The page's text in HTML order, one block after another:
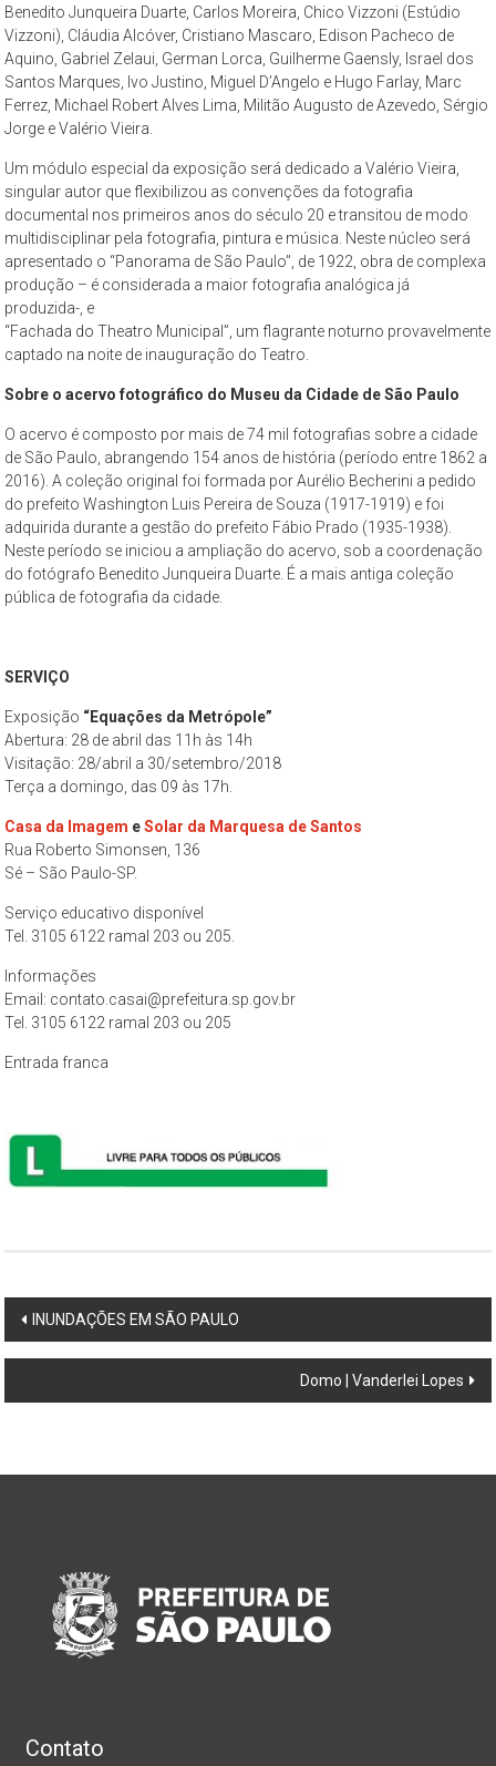
que
tem
como
objeto
permanente
de
estudo
a
cidade
de
São
Paulo,
compreendendo
aspectos
da
cidade
contemporânea
a
partir
da
perspectiva
ambiental.
Benedito Junqueira Duarte, Carlos Moreira, Chico Vizzoni (Estúdio
Vizzoni), Cláudia Alcóver, Cristiano Mascaro, Edison Pacheco de
Aquino, Gabriel Zelaui, German Lorca, Guilherme Gaensly, Israel dos
Santos Marques, Ivo Justino, Miguel D’Angelo e Hugo Farlay, Marc
Ferrez, Michael Robert Alves Lima, Militão Augusto de Azevedo, Sérgio
Jorge e Valério Vieira.
Um módulo especial da exposição será dedicado a Valério Vieira,
singular autor que flexibilizou as convenções da fotografia
documental nos primeiros anos do século 20 e transitou de modo
multidisciplinar pela fotografia, pintura e música. Neste núcleo será
apresentado o “Panorama de São Paulo”, de 1922, obra de complexa
produção – é considerada a maior fotografia analógica já
produzida-, e
“Fachada do Theatro Municipal”, um flagrante noturno provavelmente
captado na noite de inauguração do Teatro.
Sobre o acervo fotográfico do Museu da Cidade de São Paulo
O acervo é composto por mais de 74 mil fotografias sobre a cidade
de São Paulo, abrangendo 154 anos de história (período entre 1862 a
2016). A coleção original foi formada por Aurélio Becherini a pedido
do prefeito Washington Luis Pereira de Souza (1917-1919) e foi
adquirida durante a gestão do prefeito Fábio Prado (1935-1938).
Neste período se iniciou a ampliação do acervo, sob a coordenação
do fotógrafo Benedito Junqueira Duarte. É a mais antiga coleção
pública de fotografia da cidade.
SERVIÇO
Exposição “Equações da Metrópole”
Abertura: 28 de abril das 11h às 14h
Visitação: 28/abril a 30/setembro/2018
Terça a domingo, das 09 às 17h.
Casa da Imagem eSolar da Marquesa de Santos
Rua Roberto Simonsen, 136
Sé – São Paulo-SP.
Serviço educativo disponível
Tel. 3105 6122 ramal 203 ou 205.
Informações
Email: contato.casai@prefeitura.sp.gov.br
Tel. 3105 6122 ramal 203 ou 205
Entrada franca
Post
navigation
INUNDAÇÕES EM SÃO PAULO
Domo | Vanderlei Lopes
Contato